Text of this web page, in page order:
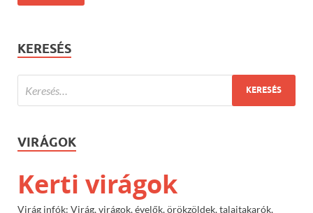
KERESÉS
VIRÁGOK
Kerti virágok
Virág infók: Virág, virágok, évelők, örökzöldek, talajtakarók,